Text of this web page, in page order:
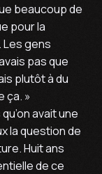
beaucoup de
pour la
Les gens
pas que
plutôt à du
ça. »
avait une
la question de
Huit ans
de ce